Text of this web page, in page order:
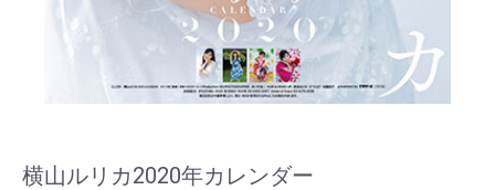
横山ルリカ2020年カレンダー